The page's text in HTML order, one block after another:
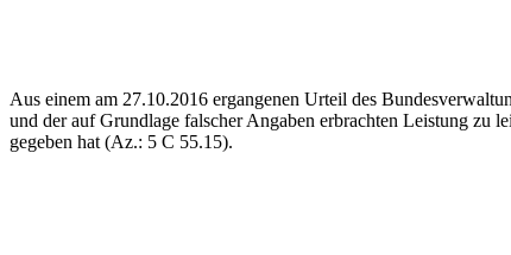
Aus einem am 27.10.2016 ergangenen Urteil des
und der auf Grundlage falscher Angaben erbrachten Leistung zu
gegeben hat (Az.: 5 C 55.15).